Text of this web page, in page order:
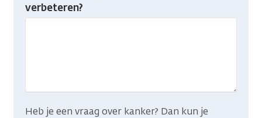
gevonden
verbeteren?
Heb je een vraag over kanker? Dan kun je